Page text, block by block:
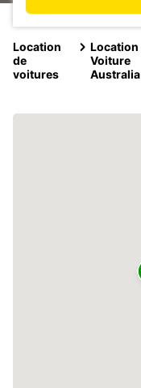
Location
de
voitures
Location
Voiture
Australia